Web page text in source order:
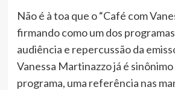
Não é à toa que o “Café com
firmando como um dos
audiência e repercussão da
Vanessa Martinazzo já é sinônimo
programa, uma referência nas